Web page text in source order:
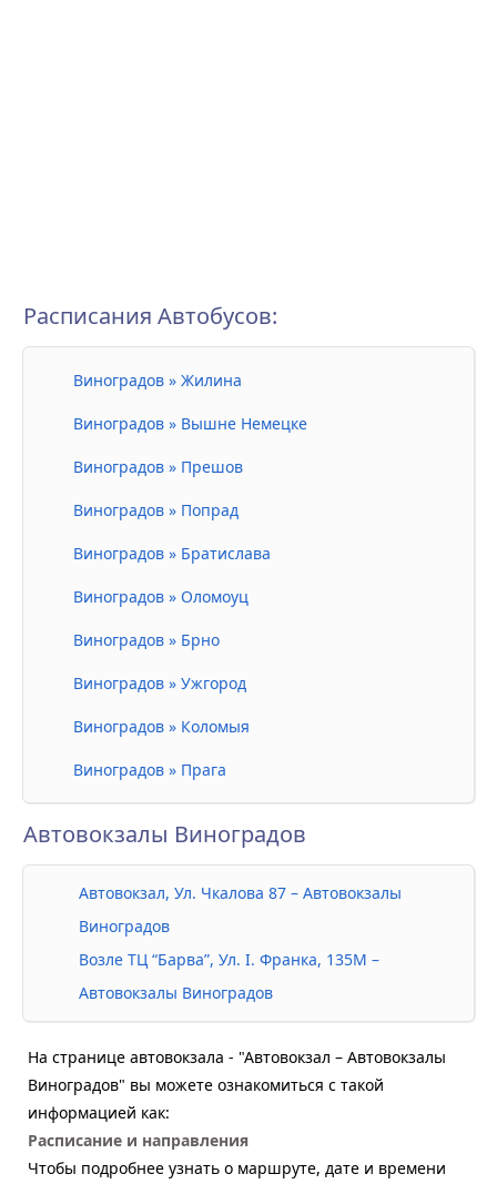
Расписания Автобусов:
Виноградов » Жилина
Виноградов » Вышне Немецке
Виноградов » Прешов
Виноградов » Попрад
Виноградов » Братислава
Виноградов » Оломоуц
Виноградов » Брно
Виноградов » Ужгород
Виноградов » Коломыя
Виноградов » Прага
Автовокзалы Виноградов
Автовокзал, Ул. Чкалова 87 – Автовокзалы
Виноградов
Возле ТЦ “Барва”, Ул. І. Франка, 135М –
Автовокзалы Виноградов
На странице автовокзала - "Автовокзал – Автовокзалы
Виноградов" вы можете ознакомиться с такой
информацией как:
Расписание и направления
Чтобы подробнее узнать о маршруте, дате и времени